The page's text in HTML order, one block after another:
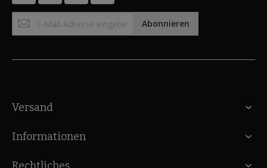
Anmeldung
zum
Abonnieren
Versand
Informationen